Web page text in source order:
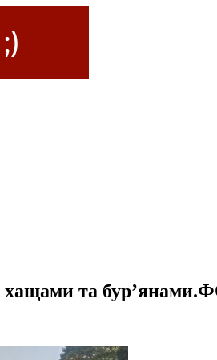
хащами та